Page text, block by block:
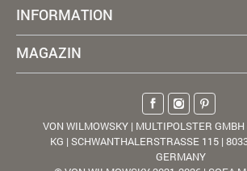
INFORMATION
MAGAZIN
VON WILMOWSKY | MULTIPOLSTER
KG | SCHWANTHALERSTRASSE 115 |
GERMANY